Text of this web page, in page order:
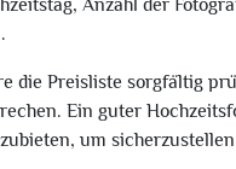
Anzahl der
die Preisliste sorgfältig
Ein guter
um